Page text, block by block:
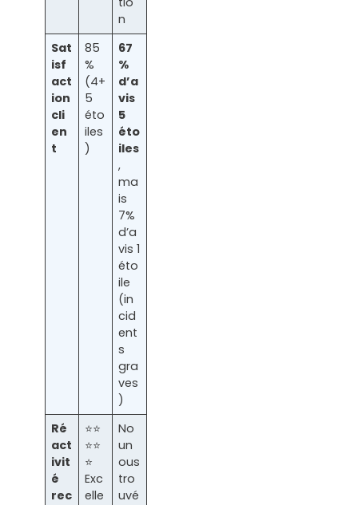
n
Sat
isf
act
ion
cli
en
t
85
%
(4+
5
éto
iles
)
67
%
d’a
vis
5
éto
iles
,
ma
is
7%
d’a
vis 1
éto
ile
(in
cid
ent
s
gra
ves
)
Ré
act
ivit
é
rec
⭐⭐
⭐⭐
⭐
Exc
elle
No
un
ous
tro
uvé